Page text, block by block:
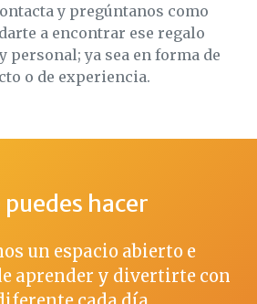
y pregúntanos como
a encontrar ese regalo
personal; ya sea en forma de
o de experiencia.
puedes hacer
un espacio abierto e
aprender y divertirte con